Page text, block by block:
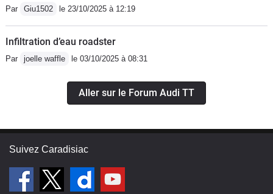
Par Giu1502 le 23/10/2025 à 12:19
Infiltration d’eau roadster
Par joelle waffle le 03/10/2025 à 08:31
Aller sur le Forum Audi TT
Suivez Caradisiac